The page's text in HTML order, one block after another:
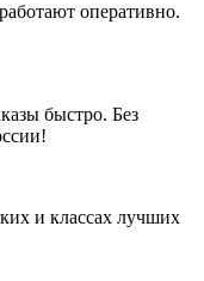
оперативно.
быстро. Без
и классах лучших